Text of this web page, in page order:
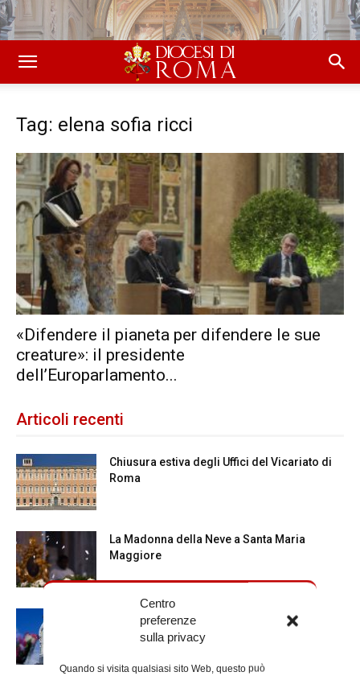
Centro
preferenze
sulla privacy
Quando si visita qualsiasi sito Web, questo può
Tag: elena sofia ricci
«Difendere il pianeta per difendere le sue
creature»: il presidente
dell’Europarlamento...
Articoli recenti
Chiusura estiva degli Uffici del Vicariato di
Roma
La Madonna della Neve a Santa Maria
Maggiore
Dal 28 al 31 agosto il pellegrinaggio
diocesano a Lourdes